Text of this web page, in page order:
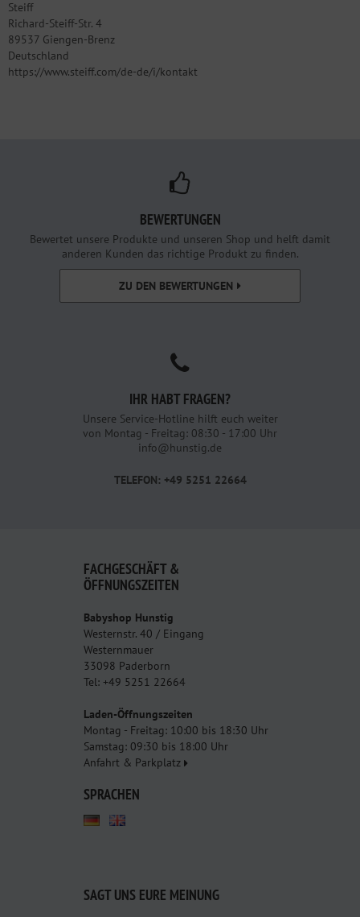
Steiff
Richard-Steiff-Str. 4
89537 Giengen-Brenz
Deutschland
https://www.steiff.com/de-de/i/kontakt
BEWERTUNGEN
Bewertet unsere Produkte und unseren Shop und helft damit
anderen Kunden das richtige Produkt zu finden.
ZU DEN BEWERTUNGEN
IHR HABT FRAGEN?
Unsere Service-Hotline hilft euch weiter
von Montag - Freitag: 08:30 - 17:00 Uhr
info@hunstig.de
TELEFON: +49 5251 22664
FACHGESCHÄFT &
ÖFFNUNGSZEITEN
Babyshop Hunstig
Westernstr. 40 / Eingang
Westernmauer
33098 Paderborn
Tel: +49 5251 22664
Laden-Öffnungszeiten
Montag - Freitag: 10:00 bis 18:30 Uhr
Samstag: 09:30 bis 18:00 Uhr
Anfahrt & Parkplatz
SPRACHEN
SAGT UNS EURE MEINUNG